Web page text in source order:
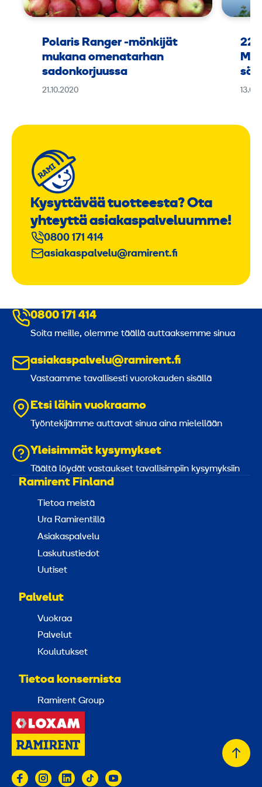
Polaris Ranger -mönkijät
mukana omenatarhan
sadonkorjuussa
21.10.2020
Kysyttävää tuotteesta? Ota
yhteyttä asiakaspalveluumme!
0800 171 414
asiakaspalvelu@ramirent.fi
0800 171 414
Soita meille, olemme täällä auttaaksemme sinua
asiakaspalvelu@ramirent.fi
Vastaamme tavallisesti vuorokauden sisällä
Etsi lähin vuokraamo
Työntekijämme auttavat sinua aina mielellään
Yleisimmät kysymykset
Täältä löydät vastaukset tavallisimpiin kysymyksiin
Ramirent Finland
Tietoa meistä
Ura Ramirentillä
Asiakaspalvelu
Laskutustiedot
Uutiset
Palvelut
Vuokraa
Palvelut
Koulutukset
Tietoa konsernista
Ramirent Group